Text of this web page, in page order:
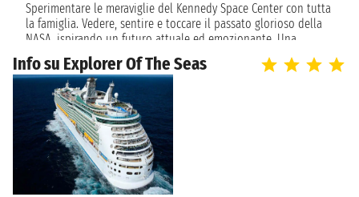
Sperimentare le meraviglie del Kennedy Space Center con tutta
la famiglia. Vedere, sentire e toccare il passato glorioso della
NASA, ispirando un futuro attuale ed emozionante. Una
passeggiata attraverso i razzi Rocket Garden, casa di Apollo e
Gemini, riproduzioni a grandezza naturale dello space shuttle
Explorer e veicoli spaziali che hanno orbitato intorno alla
terra. Intraprendere un tour nelle Everglades della Florida
centrale. Durante il viaggio potrai scivolare sopra un mare
d'erba nell'incontaminato eco-sistema della palude di
cipresso, dove abbondano gli alligatori ed altri animali
selvatici.
Info su Explorer Of The Seas